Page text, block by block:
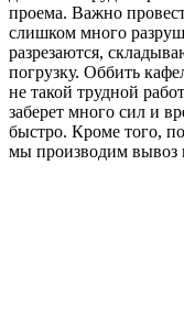
проема. Важно
слишком много
разрезаются,
погрузку. Оббить
не такой трудной
заберет много сил и
быстро. Кроме того,
мы производим вывоз